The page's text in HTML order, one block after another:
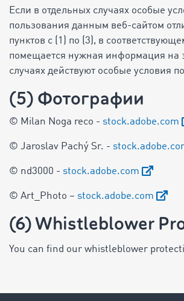
Если в отдельных случаях особые
пользования данным веб-сайтом
пунктов с (1) по (3), в
помещается нужная информация на
случаях действуют особые условия
(5) Фотографии
© Milan Noga reco - stock.adobe.com
© Jaroslav Pachý Sr. -
© nd3000 - stock.adobe.com
© Art_Photo – stock.adobe.com
(6) Whistleblower
You can find our whistleblower